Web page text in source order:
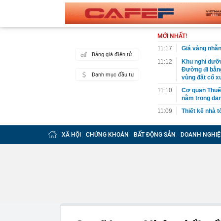
Bảng giá điện tử
Danh mục đầu tư
MỚI NHẤT!
11:17
Giá vàng
11:12
Khu nghỉ
Đường đi
vùng đất cổ
11:10
Cơ quan
nằm trong
11:09
Thiết kế nhà
11:08
Mưa lớn vượt
sao?
11:05
Khách gửi
XÃ HỘI CHỨNG KHOÁN BẤT ĐỘNG SẢN DOANH